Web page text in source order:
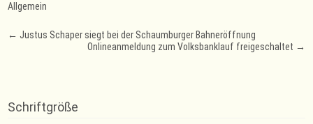
Allgemein
Post
← Justus Schaper siegt bei der Schaumburger Bahneröffnung
Onlineanmeldung zum Volksbanklauf freigeschaltet →
Schriftgröße